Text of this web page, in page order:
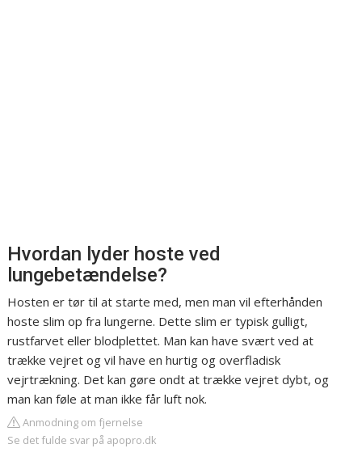
Hvordan lyder hoste ved
lungebetændelse?
Hosten er tør til at starte med, men man vil efterhånden
hoste slim op fra lungerne. Dette slim er typisk gulligt,
rustfarvet eller blodplettet. Man kan have svært ved at
trække vejret og vil have en hurtig og overfladisk
vejrtrækning. Det kan gøre ondt at trække vejret dybt, og
man kan føle at man ikke får luft nok.
Anmodning om fjernelse
Se det fulde svar på apopro.dk